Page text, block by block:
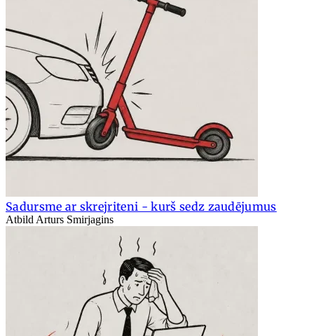
Sadursme ar skrejriteni - kurš sedz zaudējumus
Atbild Arturs Smirjagins